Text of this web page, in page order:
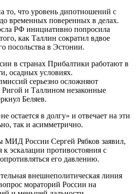
то, что уровень дипотношений с
временных поверенных в делах.
РФ инициативно попросила
как Таллин сократил вдвое
посольства в Эстонии.
в странах Прибалтики работают в
осадных условиях.
серьезно осложняют
и Таллином незаконные
Беляев.
остается в долгу» и отвечает на эти
так и асимметрично.
МИД России Сергей Рябков заявил,
к эскалации противостояния с
его давлению.
внешнеполитическая линия
мораторий России на